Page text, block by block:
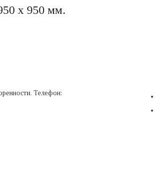
х 950 мм.
Телефон: